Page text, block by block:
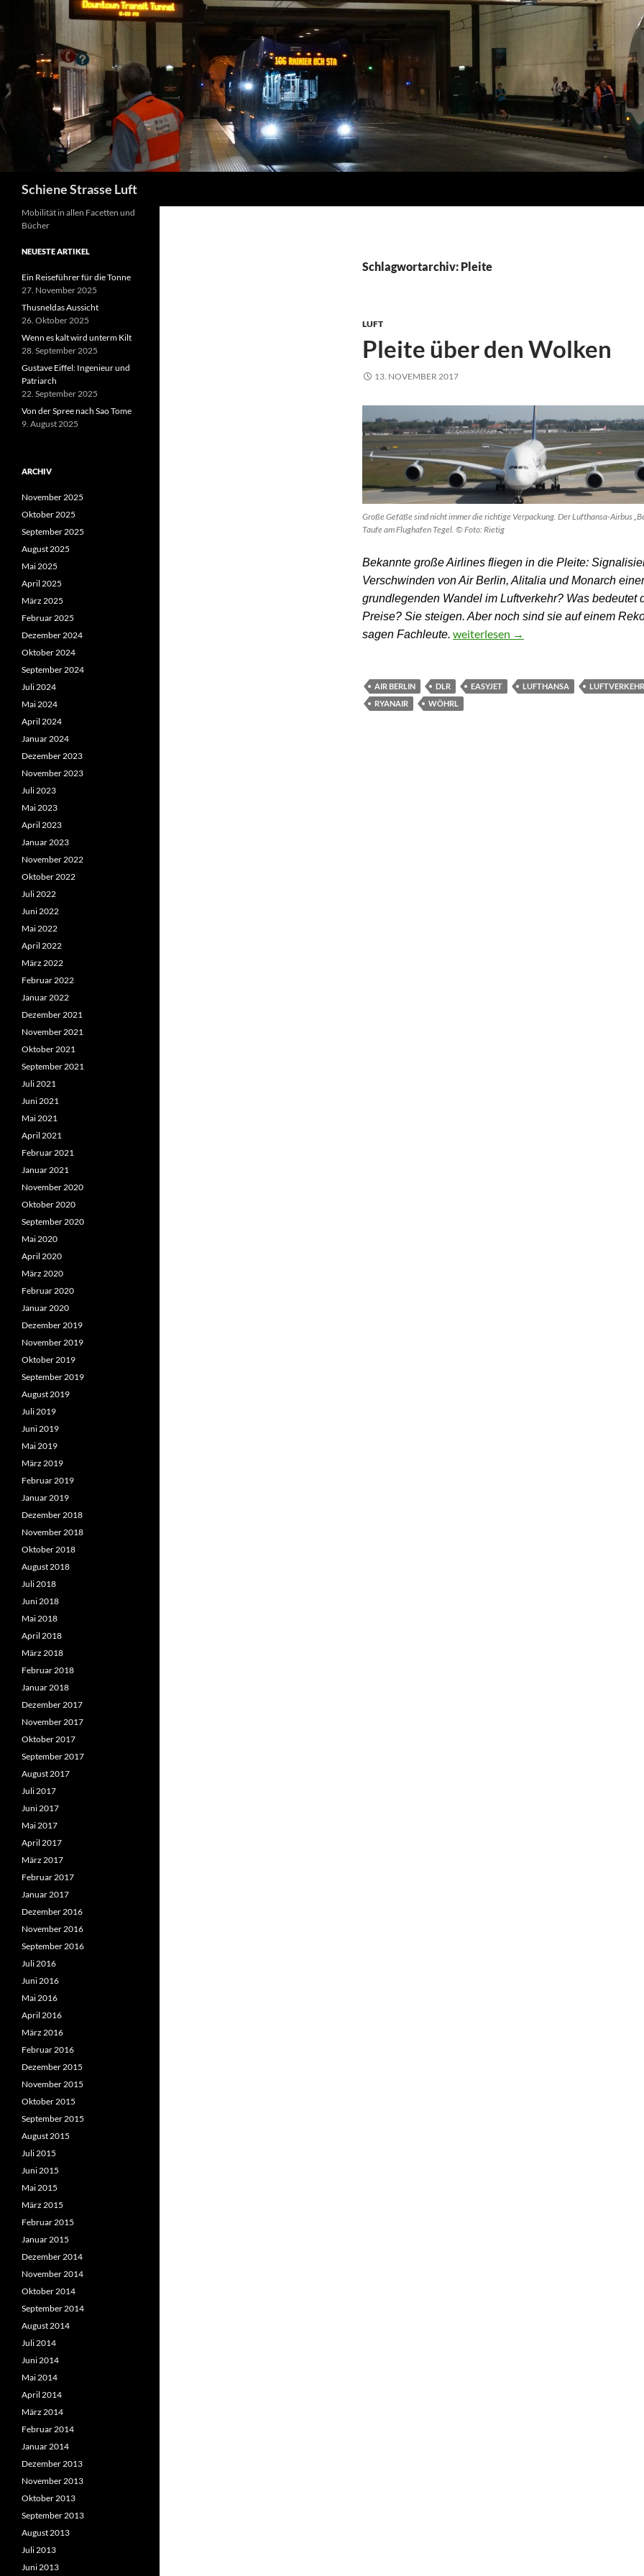
Inhalt
Schiene Strasse Luft
Schlagwortarchiv: Pleite
LUFT
Pleite über den Wolken
13. NOVEMBER 2017
Große Gefäße sind nicht immer die richtige Verpackung. Der Lufthansa-Airbus
Taufe am Flughafen Tegel. © Foto: Rietig
Bekannte große Airlines fliegen in die Pleite:
Verschwinden von Air Berlin, Alitalia und Monarch
grundlegenden Wandel im Luftverkehr? Was bedeutet
Preise? Sie steigen. Aber noch sind sie auf einem
sagen Fachleute. Pleite über den Wolken
weiterlesen →
AIR BERLIN DLR EASYJET LUFTHANSA LUFTVERKEHR
RYANAIR
WÖHRL
Mobilität in allen Facetten und
Bücher
NEUESTE ARTIKEL
Ein Reiseführer für die Tonne
27. November 2025
Thusneldas Aussicht
26. Oktober 2025
Wenn es kalt wird unterm Kilt
28. September 2025
Gustave Eiffel: Ingenieur und
Patriarch
22. September 2025
Von der Spree nach Sao Tome
9. August 2025
ARCHIV
November 2025
Oktober 2025
September 2025
August 2025
Mai 2025
April 2025
März 2025
Februar 2025
Dezember 2024
Oktober 2024
September 2024
Juli 2024
Mai 2024
April 2024
Januar 2024
Dezember 2023
November 2023
Juli 2023
Mai 2023
April 2023
Januar 2023
November 2022
Oktober 2022
Juli 2022
Juni 2022
Mai 2022
April 2022
März 2022
Februar 2022
Januar 2022
Dezember 2021
November 2021
Oktober 2021
September 2021
Juli 2021
Juni 2021
Mai 2021
April 2021
Februar 2021
Januar 2021
November 2020
Oktober 2020
September 2020
Mai 2020
April 2020
März 2020
Februar 2020
Januar 2020
Dezember 2019
November 2019
Oktober 2019
September 2019
August 2019
Juli 2019
Juni 2019
Mai 2019
März 2019
Februar 2019
Januar 2019
Dezember 2018
November 2018
Oktober 2018
August 2018
Juli 2018
Juni 2018
Mai 2018
April 2018
März 2018
Februar 2018
Januar 2018
Dezember 2017
November 2017
Oktober 2017
September 2017
August 2017
Juli 2017
Juni 2017
Mai 2017
April 2017
März 2017
Februar 2017
Januar 2017
Dezember 2016
November 2016
September 2016
Juli 2016
Juni 2016
Mai 2016
April 2016
März 2016
Februar 2016
Dezember 2015
November 2015
Oktober 2015
September 2015
August 2015
Juli 2015
Juni 2015
Mai 2015
März 2015
Februar 2015
Januar 2015
Dezember 2014
November 2014
Oktober 2014
September 2014
August 2014
Juli 2014
Juni 2014
Mai 2014
April 2014
März 2014
Februar 2014
Januar 2014
Dezember 2013
November 2013
Oktober 2013
September 2013
August 2013
Juli 2013
Juni 2013